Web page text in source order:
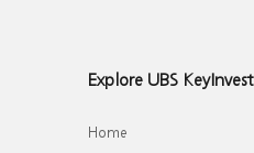
Explore UBS KeyInvest
Home